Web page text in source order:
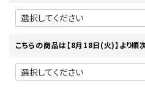
(
必
)
こちらの商品は【8月18日(火)】より順